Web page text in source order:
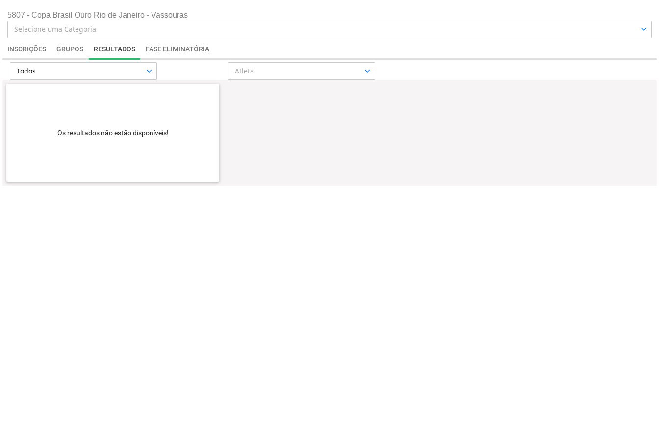
5807 - Copa Brasil Ouro Rio de Janeiro - Vassouras
INSCRIÇÕES GRUPOS RESULTADOS FASE ELIMINATÓRIA
Os resultados não estão disponíveis!